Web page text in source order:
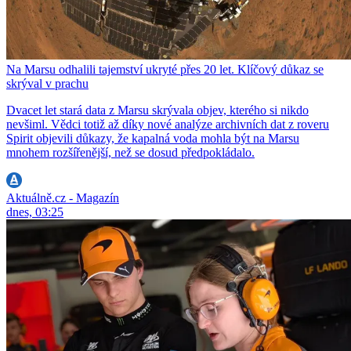
Na Marsu odhalili tajemství ukryté přes 20 let. Klíčový důkaz se
skrýval v prachu
Dvacet let stará data z Marsu skrývala objev, kterého si nikdo
nevšiml. Vědci totiž až díky nové analýze archivních dat z roveru
Spirit objevili důkazy, že kapalná voda mohla být na Marsu
mnohem rozšířenější, než se dosud předpokládalo.
Aktuálně.cz - Magazín
dnes, 03:25